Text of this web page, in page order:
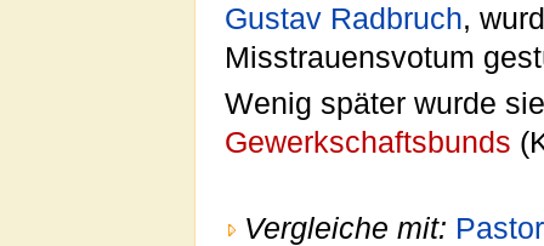
Gustav Radbruch,
Misstrauensvotum
Wenig später wurde
Gewerkschaftsbunds
Vergleiche mit: